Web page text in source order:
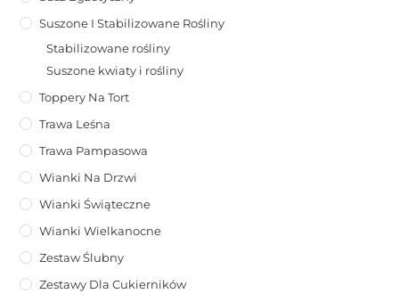
Suszone I Stabilizowane Rośliny
Stabilizowane rośliny
Suszone kwiaty i rośliny
Toppery Na Tort
Trawa Leśna
Trawa Pampasowa
Wianki Na Drzwi
Wianki Świąteczne
Wianki Wielkanocne
Zestaw Ślubny
Zestawy Dla Cukierników